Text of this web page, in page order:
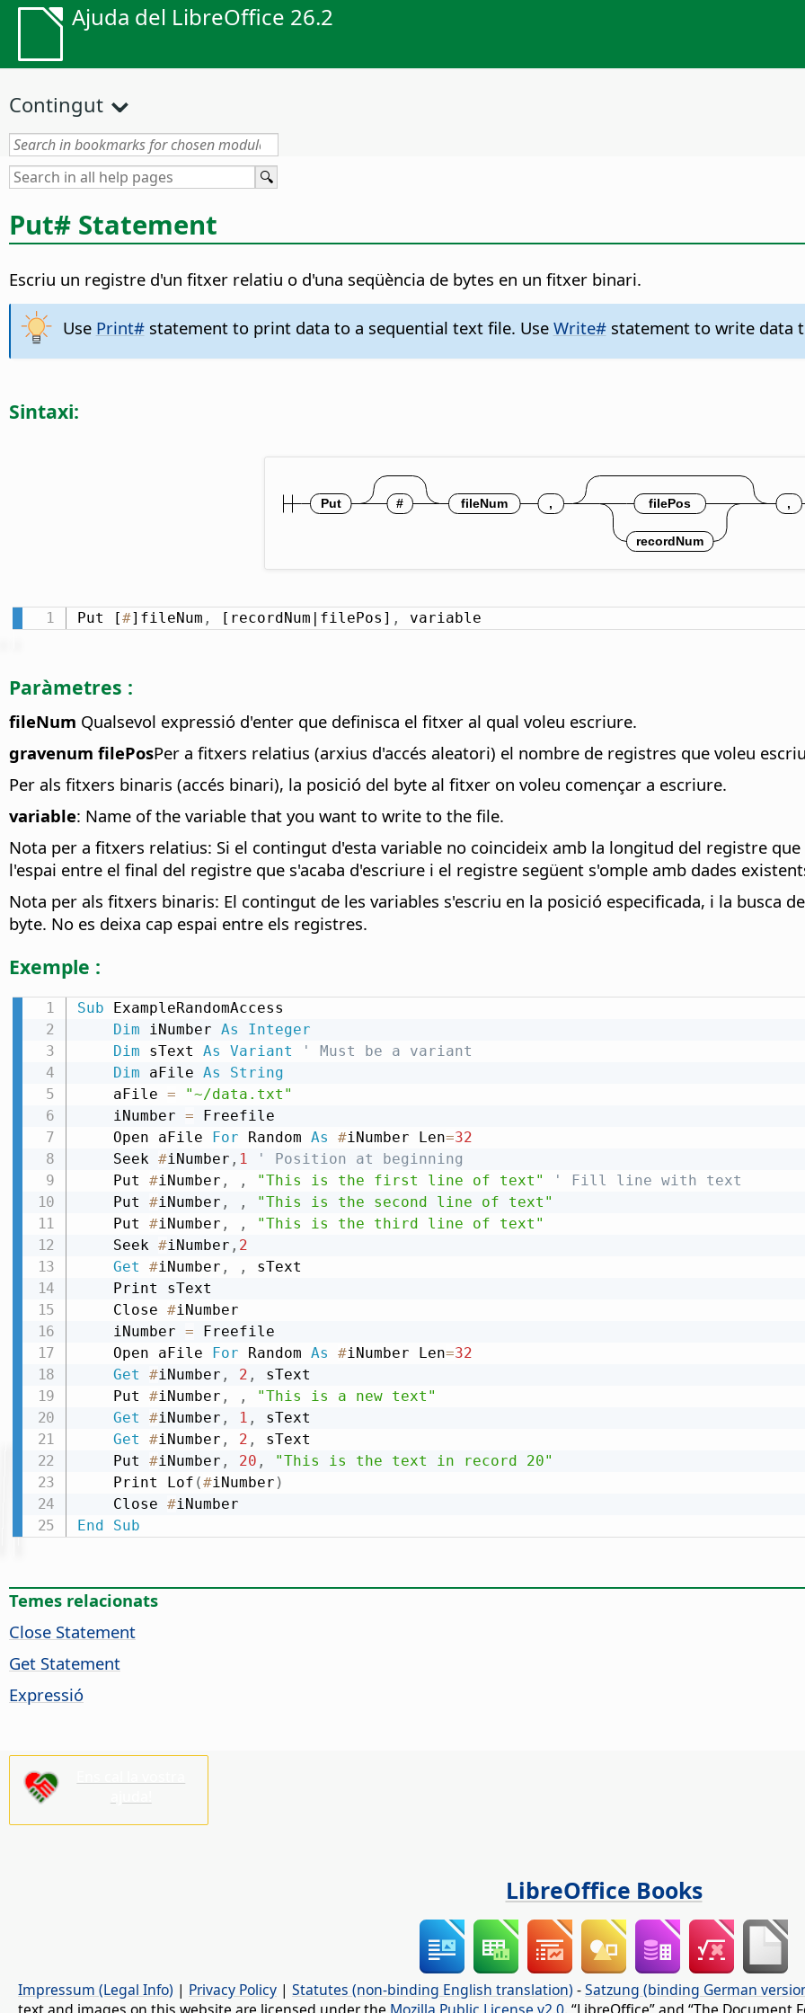
Ajuda del LibreOffice 26.2
Contingut
Put# Statement
Escriu un registre d'un fitxer relatiu o d'una seqüència de bytes en un fitxer binari.
Use Print#statement to print data to a sequential text file. Use Write#statement to write data
Sintaxi:
Put [#]fileNum , [recordNum|filePos] , variable
Paràmetres :
fileNum Qualsevol expressió d'enter que definisca el fitxer al qual voleu escriure.
gravenum filePosPer a fitxers relatius (arxius d'accés aleatori) el nombre de registres que voleu
Per als fitxers binaris (accés binari), la posició del byte al fitxer on voleu començar a escriure.
variable: Name of the variable that you want to write to the file.
Nota per a fitxers relatius: Si el contingut d'esta variable no coincideix amb la longitud del registre
l'espai entre el final del registre que s'acaba d'escriure i el registre següent s'omple amb dades
Nota per als fitxers binaris: El contingut de les variables s'escriu en la posició especificada, i la busca
byte. No es deixa cap espai entre els registres.
Exemple :
Sub ExampleRandomAccess
Dim iNumber As
Integer
Dim sText As Variant
' Must be a variant
Dim aFile As
String
    aFile
=
"~/data.txt"
    iNumber
= Freefile
    Open aFile
For Random As #iNumber Len=32
    Seek
#iNumber , 1
' Position at beginning
    Put
#iNumber , , "This is the first line of text"
' Fill line with text
    Put
#iNumber , ,
"This is the second line of text"
    Put
#iNumber , ,
"This is the third line of text"
    Seek
#iNumber , 2
Get
#iNumber , ,
sText
    Close
#iNumber
    iNumber
= Freefile
    Open aFile
For Random As #iNumber Len=32
Get
#iNumber , 2 ,
sText
    Put
#iNumber , ,
"This is a new text"
Get
#iNumber , 1 ,
sText
Get
#iNumber , 2 ,
sText
    Put
#iNumber , 20 ,
"This is the text in record 20"
    Print Lof
(#iNumber )
    Close
#
End
Sub
Temes relacionats
Close Statement
Get Statement
Expressió
LibreOffice Books
Impressum (Legal Info) | Privacy Policy | Statutes (non-binding English translation) -Satzung (binding German